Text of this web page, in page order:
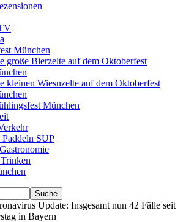
München
große Bierzelte auf dem Oktoberfest
kleinen Wiesnzelte auf dem Oktoberfest
München
Paddeln SUP
Update: Insgesamt nun 42 Fälle seit
in Bayern